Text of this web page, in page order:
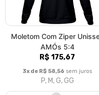
Moleton Com Ziper Unissex
Isaías 55:6